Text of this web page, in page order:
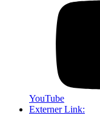
YouTube
Externer Link: